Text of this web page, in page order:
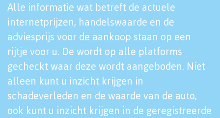
Alle informatie wat betreft de actuele
internetprijzen, handelswaarde en de
adviesprijs voor de aankoop staan op een
rijtje voor u. De wordt op alle platforms
gecheckt waar deze wordt aangeboden. Niet
alleen kunt u inzicht krijgen in
schadeverleden en de waarde van de auto,
ook kunt u inzicht krijgen in de geregistreerde